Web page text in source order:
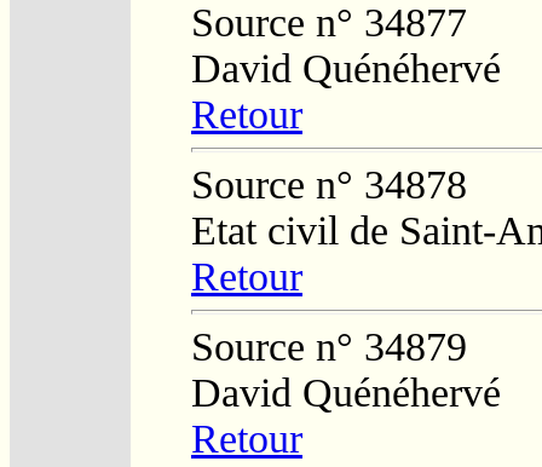
Source n° 34877
David Quénéhervé
Retour
Source n° 34878
Etat civil de Saint-
Retour
Source n° 34879
David Quénéhervé
Retour